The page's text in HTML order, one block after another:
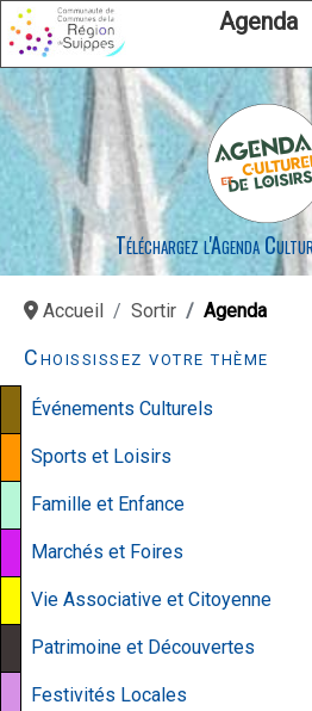
Agenda
Téléchargez l'Agenda
Accueil Sortir Agenda
Choississez votre thème
Événements Culturels
Sports et Loisirs
Famille et Enfance
Marchés et Foires
Vie Associative et Citoyenne
Patrimoine et Découvertes
Festivités Locales